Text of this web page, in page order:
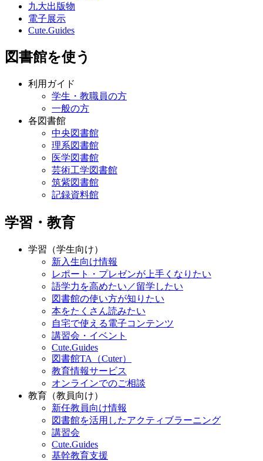
九大出版物
電子展示
Cute.Guides
図書館を使う
利用ガイド
学生・教職員の方
一般の方
各図書館
中央図書館
理系図書館
医学図書館
芸術工学図書館
筑紫図書館
記録資料館
学習・教育
学習（学生向け）
新入生向け情報
レポート・プレゼンが上手くなりたい
語学力を高めたい／留学したい
図書館の使い方が知りたい
本をたくさん読みたい
自宅で使える電子コンテンツ
講習会・イベント
Cute.Guides
図書館TA（Cuter）
教育情報サービス
オンラインでのご相談
教育（教員向け）
新任教員向け情報
図書館を活用したアクティブラーニング
講習会
Cute.Guides
基幹教育支援